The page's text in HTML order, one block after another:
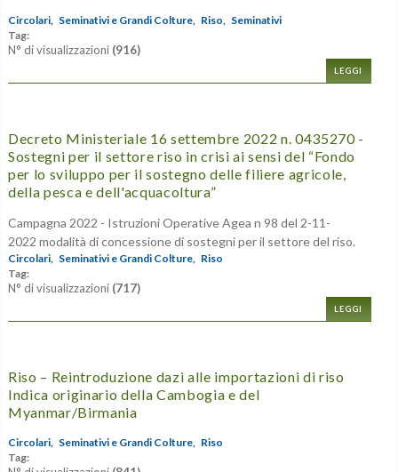
Circolari, Seminativi e Grandi Colture, Riso,
Seminativi
Tag:
N° di visualizzazioni (916)
LEGGI
Decreto Ministeriale 16 settembre 2022 n. 0435270 -
Sostegni per il settore riso in crisi ai sensi del “Fondo
per lo sviluppo per il sostegno delle filiere agricole,
della pesca e dell'acquacoltura”
Campagna 2022 - Istruzioni Operative Agea n 98 del 2-11-
2022 modalità di concessione di sostegni per il settore del riso.
Circolari, Seminativi e Grandi Colture, Riso
Tag:
N° di visualizzazioni (717)
LEGGI
Riso – Reintroduzione dazi alle importazioni di riso
Indica originario della Cambogia e del
Myanmar/Birmania
Circolari, Seminativi e Grandi Colture,
Riso
Tag: